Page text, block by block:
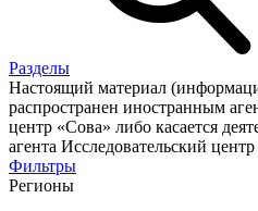
Разделы
Настоящий материал
распространен иностранным
центр «Сова» либо касается
агента Исследовательский
Фильтры
Регионы